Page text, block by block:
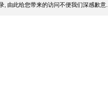
, 由此给您带来的访问不便我们深感歉意.